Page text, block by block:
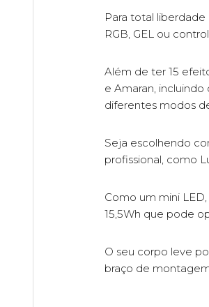
Para total
RGB, GEL ou
Além de ter 15
e Amaran,
diferentes modos
Seja escolhendo
profissional, como
Como um mini
15,5Wh que pode
O seu corpo leve
braço de